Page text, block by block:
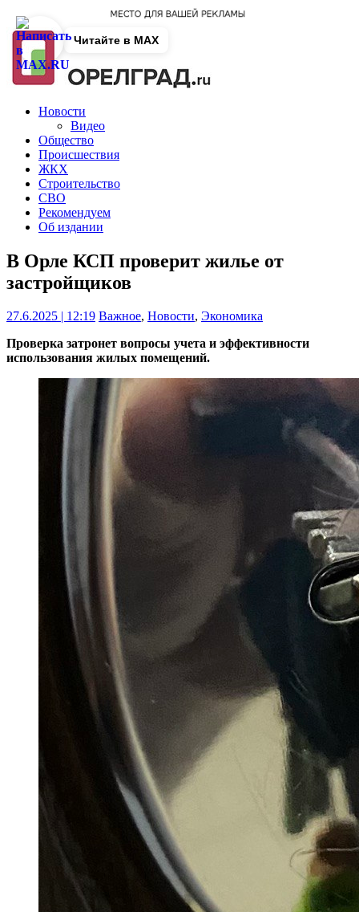
Новости
Видео
Общество
Происшествия
ЖКХ
Строительство
СВО
Рекомендуем
Об издании
В Орле КСП проверит жилье от
застройщиков
27.6.2025 | 12:19 Важное, Новости, Экономика
Проверка затронет вопросы учета и эффективности
использования жилых помещений.
Читайте в MAX